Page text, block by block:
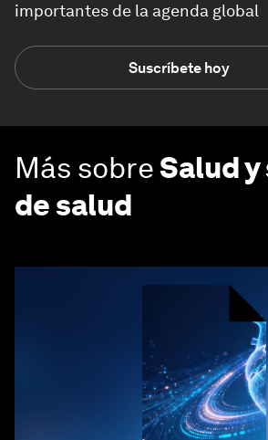
importantes de la agenda global
Suscríbete hoy
Más sobreSalud
de salud